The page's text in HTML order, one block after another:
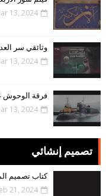
13, 2024
وثائقي سر
13, 2024
فرقة الوحوش
13, 2024
تصميم إنشائي
كتاب تصميم
21, 2024